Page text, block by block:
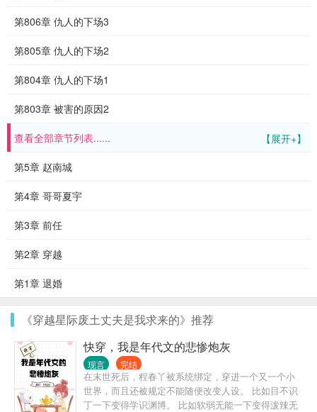
第806章 仇人的下场3
第805章 仇人的下场2
第804章 仇人的下场1
第803章 被害的原因2
【展开+】
查看全部章节列表......
第5章 赵南城
第4章 哥哥夏宇
第3章 前任
第2章 穿越
第1章 退婚
《穿越星际废土丈夫是我求来的》推荐
快穿，我是年代文的悲惨炮灰
现言 完结
在末世死后，程春丫被系统绑定，穿进一个又一个小
世界，而且还被规定不能随便改变人设。 比如目不识
丁一下变得学识渊博。 比如软弱无能一下变得泼辣无